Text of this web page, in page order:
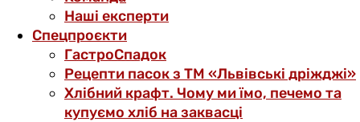
Наші експерти
Спецпроєкти
ГастроСпадок
Рецепти пасок з ТМ «Львівські дріжджі»
Хлібний крафт. Чому ми їмо, печемо та
купуємо хліб на заквасці